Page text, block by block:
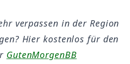
verpassen in der Region
Hier kostenlos für den
GutenMorgenBB